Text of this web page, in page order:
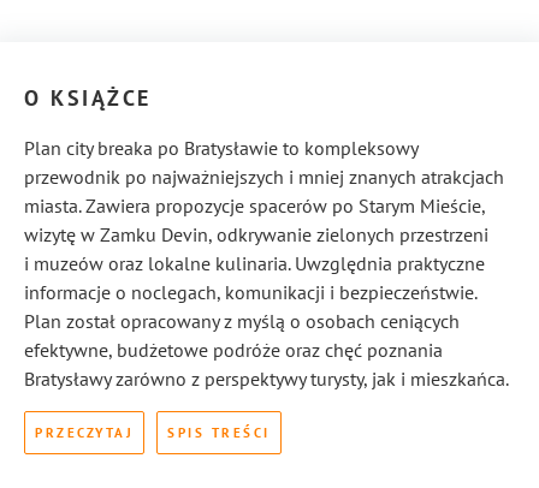
O KSIĄŻCE
Plan city breaka po Bratysławie to kompleksowy
przewodnik po najważniejszych i mniej znanych atrakcjach
miasta. Zawiera propozycje spacerów po Starym Mieście,
wizytę w Zamku Devin, odkrywanie zielonych przestrzeni
i muzeów oraz lokalne kulinaria. Uwzględnia praktyczne
informacje o noclegach, komunikacji i bezpieczeństwie.
Plan został opracowany z myślą o osobach ceniących
efektywne, budżetowe podróże oraz chęć poznania
Bratysławy zarówno z perspektywy turysty, jak i mieszkańca.
PRZECZYTAJ SPIS TREŚCI